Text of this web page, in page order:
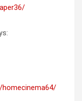
homecinema64/